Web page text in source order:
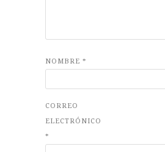
NOMBRE *
CORREO
ELECTRÓNICO
*